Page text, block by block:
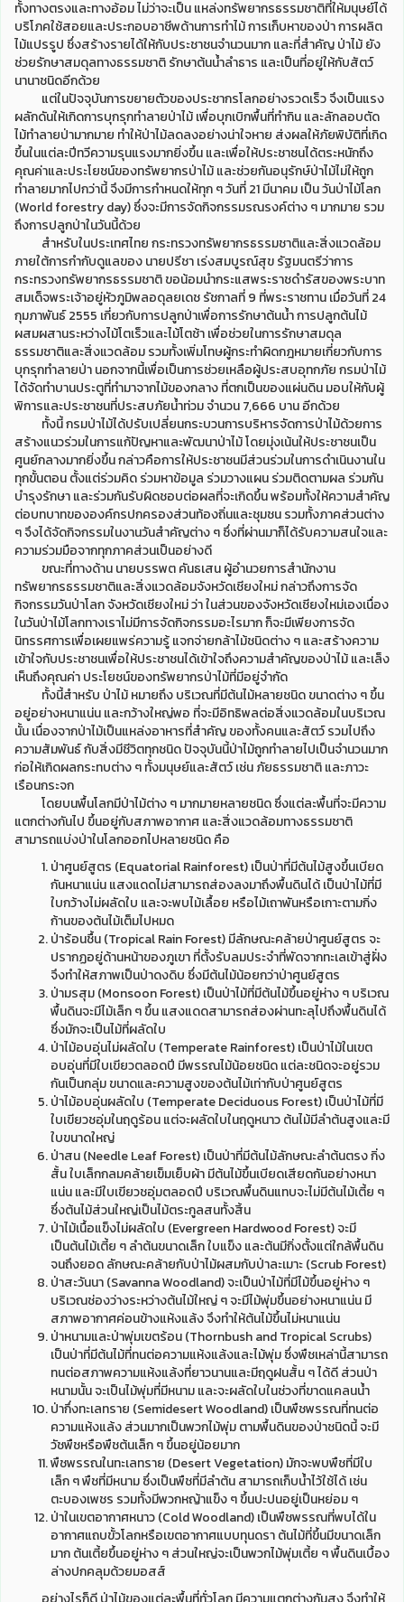
ทั้งทางตรงและทางอ้อม ไม่ว่าจะเป็น แหล่งทรัพยากรธรรมชาติที่ให้มนุษย์ได้
บริโภคใช้สอยและประกอบอาชีพด้านการทำไม้ การเก็บหาของป่า การผลิต
ไม้แปรรูป ซึ่งสร้างรายได้ให้กับประชาชนจำนวนมาก และที่สำคัญ ป่าไม้ ยัง
ช่วยรักษาสมดุลทางธรรมชาติ รักษาต้นน้ำลำธาร และเป็นที่อยู่ให้กับสัตว์
นานาชนิดอีกด้วย
แต่ในปัจจุบันการขยายตัวของประชากรโลกอย่างรวดเร็ว จึงเป็นแรง
ผลักดันให้เกิดการบุกรุกทำลายป่าไม้ เพื่อบุกเบิกพื้นที่ทำกิน และลักลอบตัด
ไม้ทำลายป่ามากมาย ทำให้ป่าไม้ลดลงอย่างน่าใจหาย ส่งผลให้ภัยพิบัติที่เกิด
ขึ้นในแต่ละปีทวีความรุนแรงมากยิ่งขึ้น และเพื่อให้ประชาชนได้ตระหนักถึง
คุณค่าและประโยชน์ของทรัพยากรป่าไม้ และช่วยกันอนุรักษ์ป่าไม้ไม่ให้ถูก
ทำลายมากไปกว่านี้ จึงมีการกำหนดให้ทุก ๆ วันที่ 21 มีนาคม เป็น วันป่าไม้โลก
(World forestry day) ซึ่งจะมีการจัดกิจกรรมรณรงค์ต่าง ๆ มากมาย รวม
ถึงการปลูกป่าในวันนี้ด้วย
สำหรับในประเทศไทย กระทรวงทรัพยากรธรรมชาติและสิ่งแวดล้อม
ภายใต้การกำกับดูแลของ นายปรีชา เร่งสมบูรณ์สุข รัฐมนตรีว่าการ
กระทรวงทรัพยากรธรรมชาติ ขอน้อมนำกระแสพระราชดำรัสของพระบาท
สมเด็จพระเจ้าอยู่หัวภูมิพลอดุลยเดช รัชกาลที่ 9 ที่พระราชทาน เมื่อวันที่ 24
กุมภาพันธ์ 2555 เกี่ยวกับการปลูกป่าเพื่อการรักษาต้นน้ำ การปลูกต้นไม้
ผสมผสานระหว่างไม้โตเร็วและไม้โตช้า เพื่อช่วยในการรักษาสมดุล
ธรรมชาติและสิ่งแวดล้อม รวมทั้งเพิ่มโทษผู้กระทำผิดกฎหมายเกี่ยวกับการ
บุกรุกทำลายป่า นอกจากนี้เพื่อเป็นการช่วยเหลือผู้ประสบอุทกภัย กรมป่าไม้
ได้จัดทำบานประตูที่ทำมาจากไม้ของกลาง ที่ตกเป็นของแผ่นดิน มอบให้กับผู้
พิการและประชาชนที่ประสบภัยน้ำท่วม จำนวน 7,666 บาน อีกด้วย
ทั้งนี้ กรมป่าไม้ได้ปรับเปลี่ยนกระบวนการบริหารจัดการป่าไม้ด้วยการ
สร้างแนวร่วมในการแก้ปัญหาและพัฒนาป่าไม้ โดยมุ่งเน้นให้ประชาชนเป็น
ศูนย์กลางมากยิ่งขึ้น กล่าวคือการให้ประชาชนมีส่วนร่วมในการดำเนินงานใน
ทุกขั้นตอน ตั้งแต่ร่วมคิด ร่วมหาข้อมูล ร่วมวางแผน ร่วมติดตามผล ร่วมกัน
บำรุงรักษา และร่วมกันรับผิดชอบต่อผลที่จะเกิดขึ้น พร้อมทั้งให้ความสำคัญ
ต่อบทบาทขององค์กรปกครองส่วนท้องถิ่นและชุมชน รวมทั้งภาคส่วนต่าง
ๆ จึงได้จัดกิจกรรมในงานวันสำคัญต่าง ๆ ซึ่งที่ผ่านมาก็ได้รับความสนใจและ
ความร่วมมือจากทุกภาคส่วนเป็นอย่างดี
ขณะที่ทางด้าน นายบรรพต คันธเสน ผู้อำนวยการสำนักงาน
ทรัพยากรธรรมชาติและสิ่งแวดล้อมจังหวัดเชียงใหม่ กล่าวถึงการจัด
กิจกรรมวันป่าโลก จังหวัดเชียงใหม่ ว่า ในส่วนของจังหวัดเชียงใหม่เองเนื่อง
ในวันป่าไม้โลกทางเราไม่มีการจัดกิจกรรมอะไรมาก ก็จะมีเพียงการจัด
นิทรรศการเพื่อเผยแพร่ความรู้ แจกจ่ายกล้าไม้ชนิดต่าง ๆ และสร้างความ
เข้าใจกับประชาชนเพื่อให้ประชาชนได้เข้าใจถึงความสำคัญของป่าไม้ และเล็ง
เห็นถึงคุณค่า ประโยชน์ของทรัพยากรป่าไม้ที่มีอยู่จำกัด
ทั้งนี้สำหรับ ป่าไม้ หมายถึง บริเวณที่มีต้นไม้หลายชนิด ขนาดต่าง ๆ ขึ้น
อยู่อย่างหนาแน่น และกว้างใหญ่พอ ที่จะมีอิทธิพลต่อสิ่งแวดล้อมในบริเวณ
นั้น เนื่องจากป่าไม้เป็นแหล่งอาหารที่สำคัญ ของทั้งคนและสัตว์ รวมไปถึง
ความสัมพันธ์ กับสิ่งมีชีวิตทุกชนิด ปัจจุบันนี้ป่าไม้ถูกทำลายไปเป็นจำนวนมาก
ก่อให้เกิดผลกระทบต่าง ๆ ทั้งมนุษย์และสัตว์ เช่น ภัยธรรมชาติ และภาวะ
เรือนกระจก
โดยบนพื้นโลกมีป่าไม้ต่าง ๆ มากมายหลายชนิด ซึ่งแต่ละพื้นที่จะมีความ
แตกต่างกันไป ขึ้นอยู่กับสภาพอากาศ และสิ่งแวดล้อมทางธรรมชาติ
สามารถแบ่งป่าในโลกออกไปหลายชนิด คือ
ป่าศูนย์สูตร (Equatorial Rainforest) เป็นป่าที่มีต้นไม้สูงขึ้นเบียด
กันหนาแน่น แสงแดดไม่สามารถส่องลงมาถึงพื้นดินได้ เป็นป่าไม้ที่มี
ใบกว้างไม่ผลัดใบ และจะพบไม้เลื้อย หรือไม้เถาพันหรือเกาะตามกิ่ง
ก้านของต้นไม้เต็มไปหมด
ป่าร้อนชื้น (Tropical Rain Forest) มีลักษณะคล้ายป่าศูนย์สูตร จะ
ปรากฏอยู่ด้านหน้าของภูเขา ที่ตั้งรับลมประจำที่พัดจากทะเลเข้าสู่ฝั่ง
จึงทำให้สภาพเป็นป่าดงดิบ ซึ่งมีต้นไม้น้อยกว่าป่าศูนย์สูตร
ป่ามรสุม (Monsoon Forest) เป็นป่าไม้ที่มีต้นไม้ขึ้นอยู่ห่าง ๆ บริเวณ
พื้นดินจะมีไม้เล็ก ๆ ขึ้น แสงแดดสามารถส่องผ่านทะลุไปถึงพื้นดินได้
ซึ่งมักจะเป็นไม้ที่ผลัดใบ
ป่าไม้อบอุ่นไม่ผลัดใบ (Temperate Rainforest) เป็นป่าไม้ในเขต
อบอุ่นที่มีใบเขียวตลอดปี มีพรรณไม้น้อยชนิด แต่ละชนิดจะอยู่รวม
กันเป็นกลุ่ม ขนาดและความสูงของต้นไม้เท่ากับป่าศูนย์สูตร
ป่าไม้อบอุ่นผลัดใบ (Temperate Deciduous Forest) เป็นป่าไม้ที่มี
ใบเขียวชอุ่มในฤดูร้อน แต่จะผลัดใบในฤดูหนาว ต้นไม้มีลำต้นสูงและมี
ใบขนาดใหญ่
ป่าสน (Needle Leaf Forest) เป็นป่าที่มีต้นไม้ลักษณะลำต้นตรง กิ่ง
สั้น ใบเล็กกลมคล้ายเข็มเย็บผ้า มีต้นไม้ขึ้นเบียดเสียดกันอย่างหนา
แน่น และมีใบเขียวชอุ่มตลอดปี บริเวณพื้นดินแทบจะไม่มีต้นไม้เตี้ย ๆ
ซึ่งต้นไม้ส่วนใหญ่เป็นไม้ตระกูลสนทั้งสิ้น
ป่าไม้เนื้อแข็งไม่ผลัดใบ (Evergreen Hardwood Forest) จะมี
เป็นต้นไม้เตี้ย ๆ ลำต้นขนาดเล็ก ใบแข็ง และต้นมีกิ่งตั้งแต่ใกล้พื้นดิน
จนถึงยอด ลักษณะคล้ายกับป่าไม้ผสมกับป่าละเมาะ (Scrub Forest)
ป่าสะวันนา (Savanna Woodland) จะเป็นป่าไม้ที่มีไม้ขึ้นอยู่ห่าง ๆ
บริเวณช่องว่างระหว่างต้นไม้ใหญ่ ๆ จะมีไม้พุ่มขึ้นอย่างหนาแน่น มี
สภาพอากาศค่อนข้างแห้งแล้ง จึงทำให้ต้นไม้ขึ้นไม่หนาแน่น
ป่าหนามและป่าพุ่มเขตร้อน (Thornbush and Tropical Scrubs)
เป็นป่าที่มีต้นไม้ที่ทนต่อความแห้งแล้งและไม้พุ่ม ซึ่งพืชเหล่านี้สามารถ
ทนต่อสภาพความแห้งแล้งที่ยาวนานและมีฤดูฝนสั้น ๆ ได้ดี ส่วนป่า
หนามนั้น จะเป็นไม้พุ่มที่มีหนาม และจะผลัดใบในช่วงที่ขาดแคลนน้ำ
ป่ากึ่งทะเลทราย (Semidesert Woodland) เป็นพืชพรรณที่ทนต่อ
ความแห้งแล้ง ส่วนมากเป็นพวกไม้พุ่ม ตามพื้นดินของป่าชนิดนี้ จะมี
วัชพืชหรือพืชต้นเล็ก ๆ ขึ้นอยู่น้อยมาก
พืชพรรณในทะเลทราย (Desert Vegetation) มักจะพบพืชที่มีใบ
เล็ก ๆ พืชที่มีหนาม ซึ่งเป็นพืชที่มีลำต้น สามารถเก็บน้ำไว้ใช้ได้ เช่น
ตะบองเพชร รวมทั้งมีพวกหญ้าแข็ง ๆ ขึ้นปะปนอยู่เป็นหย่อม ๆ
ป่าในเขตอากาศหนาว (Cold Woodland) เป็นพืชพรรณที่พบได้ใน
อากาศแถบขั้วโลกหรือเขตอากาศแบบทุนดรา ต้นไม้ที่ขึ้นมีขนาดเล็ก
มาก ต้นเตี้ยขึ้นอยู่ห่าง ๆ ส่วนใหญ่จะเป็นพวกไม้พุ่มเตี้ย ๆ พื้นดินเบื้อง
ล่างปกคลุมด้วยมอสส์